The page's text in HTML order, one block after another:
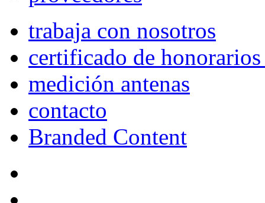
trabaja con nosotros
certificado de
medición antenas
contacto
Branded Content